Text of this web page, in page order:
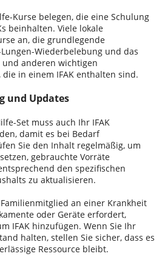
Kurse belegen, die eine Schulung
beinhalten. Viele lokale
an, die grundlegende
Wiederbelebung und das
anderen wichtigen
in einem IFAK enthalten sind.
und Updates
Set muss auch Ihr IFAK
damit es bei Bedarf
Sie den Inhalt regelmäßig, um
gebrauchte Vorräte
den spezifischen
zu aktualisieren.
an einer Krankheit
oder Geräte erfordert,
IFAK hinzufügen. Wenn Sie Ihr
halten, stellen Sie sicher, dass es
Ressource bleibt.